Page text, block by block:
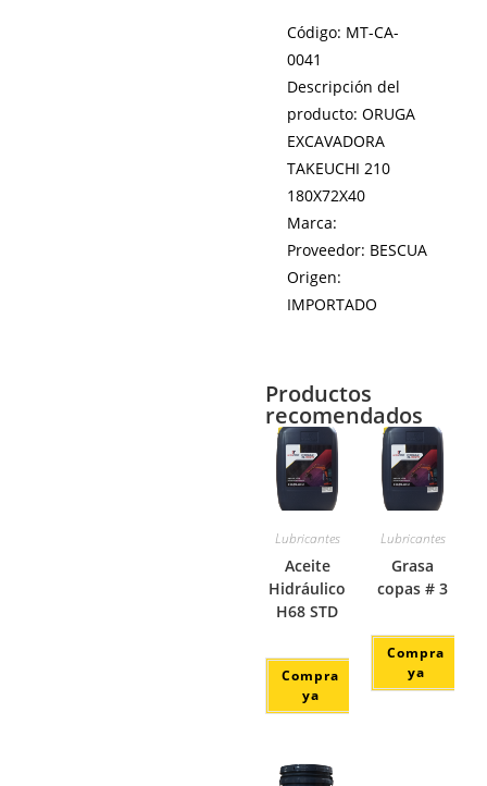
Código: MT-CA-
0041
Descripción del
producto: ORUGA
EXCAVADORA
TAKEUCHI 210
180X72X40
Marca:
Proveedor: BESCUA
Origen:
IMPORTADO
Productos
recomendados
Lubricantes
Aceite
Hidráulico
H68 STD
Compra
ya
Lubricantes
Grasa
copas # 3
Compra
ya